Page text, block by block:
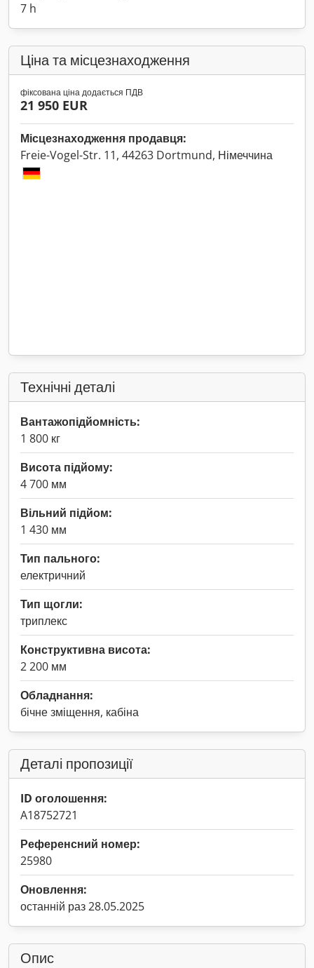
7 h
Ціна та місцезнаходження
фіксована ціна додається ПДВ
21 950 EUR
Місцезнаходження продавця:
Freie-Vogel-Str. 11, 44263 Dortmund, Німеччина
Технічні деталі
Вантажопідйомність:
1 800 кг
Висота підйому:
4 700 мм
Вільний підйом:
1 430 мм
Тип пального:
електричний
Тип щогли:
триплекс
Конструктивна висота:
2 200 мм
Обладнання:
бічне зміщення, кабіна
Деталі пропозиції
ID оголошення:
A18752721
Референсний номер:
25980
Оновлення:
останній раз 28.05.2025
Опис